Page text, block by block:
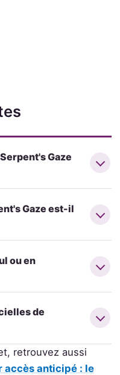
Gaze
Gaze est-il
ou en
de
retrouvez aussi
accès anticipé : le